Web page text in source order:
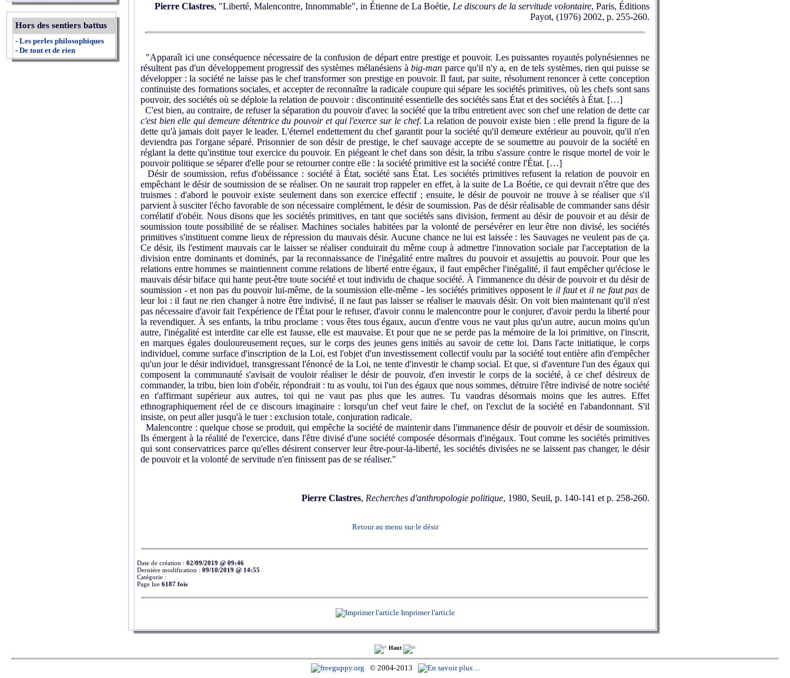
Hors des sentiers battus
- Les perles philosophiques
- De tout et de rien
Pierre Clastres, "Liberté, Malencontre, Innommable", in Étienne de La Boétie, Le discours de la servitude volontaire, Paris, Éditions
Payot, (1976) 2002, p. 255-260.
"Apparaît ici une conséquence nécessaire de la confusion de départ entre prestige et pouvoir. Les puissantes royautés polynésiennes ne
résultent pas d'un déve­loppement progressif des systèmes mélanésiens àbig-man parce qu'il n'y a, en de tels systèmes, rien qui puisse se
développer : la société ne laisse pas le chef transformer son prestige en pouvoir. Il faut, par suite, résolument renoncer à cette conception
continuiste des formations sociales, et accepter de reconnaître la radicale coupure qui sépare les sociétés primitives, où les chefs sont sans
pouvoir, des sociétés où se déploie la relation de pouvoir : discontinuité essentielle des sociétés sans État et des sociétés à État. […]
C'est bien, au contraire, de refuser la séparation du pouvoir d'avec la société que la tribu entretient avec son chef une relation de dette car
c'est bien elle qui demeure détentrice du pouvoir et qui l'exerce sur le chef. La rela­tion de pouvoir existe bien : elle prend la figure de la
dette qu'à jamais doit payer le leader. L'éternel endettement du chef garantit pour la société qu'il demeure extérieur au pouvoir, qu'il n'en
deviendra pas l'organe séparé. Prison­nier de son désir de prestige, le chef sauvage accepte de se soumettre au pouvoir de la société en
réglant la dette qu'institue tout exercice du pouvoir. En piégeant le chef dans son désir, la tribu s'assure contre le risque mortel de voir le
pouvoir politique se séparer d'elle pour se retourner contre elle : la société primitive est la société contre l'État. […]
Désir de soumission, refus d'obéissance : société à État, société sans État. Les sociétés primitives refusent la relation de pouvoir en
empêchant le désir de soumission de se réaliser. On ne saurait trop rappeler en effet, à la suite de La Boétie, ce qui devrait n'être que des
truismes : d'abord le pouvoir existe seulement dans son exercice effectif ; ensuite, le désir de pouvoir ne trouve à se réaliser que s'il
parvient à susciter l'écho favorable de son nécessaire complément, le désir de soumission. Pas de désir réalisable de commander sans désir
corrélatif d'obéir. Nous disons que les sociétés primitives, en tant que sociétés sans division, ferment au désir de pouvoir et au désir de
soumission toute possibilité de se réaliser. Machines sociales habitées par la volonté de persévérer en leur être non divisé, les sociétés
primitives s'instituent comme lieux de répression du mauvais désir. Aucune chance ne lui est laissée : les Sauvages ne veulent pas de ça.
Ce désir, ils l'estiment mauvais car le laisser se réaliser conduirait du même coup à admettre l'innovation sociale par l'acceptation de la
division entre dominants et dominés, par la reconnaissance de l'inégalité entre maîtres du pouvoir et assujettis au pouvoir. Pour que les
relations entre hommes se maintiennent comme relations de liberté entre égaux, il faut empêcher l'inégalité, il faut empêcher qu'éclose le
mauvais désir biface qui hante peut-être toute société et tout individu de chaque société. À l'immanence du désir de pouvoir et du désir de
soumission - et non pas du pouvoir lui-même, de la soumission elle-même - les sociétés primitives opposent le il fautet il ne faut pas de
leur loi : il faut ne rien changer à notre être indivisé, il ne faut pas laisser se réaliser le mauvais désir. On voit bien maintenant qu'il n'est
pas nécessaire d'avoir fait l'expérience de l'État pour le refuser, d'avoir connu le malencontre pour le conjurer, d'avoir perdu la liberté pour
la revendiquer. À ses enfants, la tribu proclame : vous êtes tous égaux, aucun d'entre vous ne vaut plus qu'un autre, aucun moins qu'un
autre, l'inégalité est interdite car elle est fausse, elle est mauvaise. Et pour que ne se perde pas la mémoire de la loi primitive, on l'inscrit,
en marques égales douloureusement reçues, sur le corps des jeunes gens initiés au savoir de cette loi. Dans l'acte initiatique, le corps
individuel, comme surface d'inscription de la Loi, est l'objet d'un investissement collectif voulu par la société tout entière afin d'empêcher
qu'un jour le désir individuel, transgressant l'énoncé de la Loi, ne tente d'investir le champ social. Et que, si d'aventure l'un des égaux qui
composent la communauté s'avisait de vouloir réaliser le désir de pouvoir, d'en investir le corps de la société, à ce chef désireux de
commander, la tribu, bien loin d'obéir, répondrait : tu as voulu, toi l'un des égaux que nous sommes, détruire l'être indivisé de notre société
en t'affirmant supérieur aux autres, toi qui ne vaut pas plus que les autres. Tu vaudras désormais moins que les autres. Effet
ethnographiquement réel de ce discours imaginaire : lorsqu'un chef veut faire le chef, on l'exclut de la société en l'abandonnant. S'il
insiste, on peut aller jusqu'à le tuer : exclusion totale, conjuration radicale.
Malencontre : quelque chose se produit, qui empêche la société de maintenir dans l'immanence désir de pouvoir et désir de soumission.
Ils émergent à la réalité de l'exercice, dans l'être divisé d'une société composée désormais d'inégaux. Tout comme les sociétés primitives
qui sont conservatrices parce qu'elles désirent conserver leur être-pour-la-liberté, les sociétés divisées ne se laissent pas changer, le désir
de pouvoir et la volonté de servitude n'en finissent pas de se réaliser."
Pierre Clastres, Recherches d'anthropologie politique, 1980, Seuil, p. 140-141 et p. 258-260.
Retour au menu sur le désir
Date de création : 02/09/2019 @ 09:46
Dernière modification : 09/10/2019 @ 14:55
Catégorie :
Page lue 6187 fois
Imprimer l'article
Haut
© 2004-2013